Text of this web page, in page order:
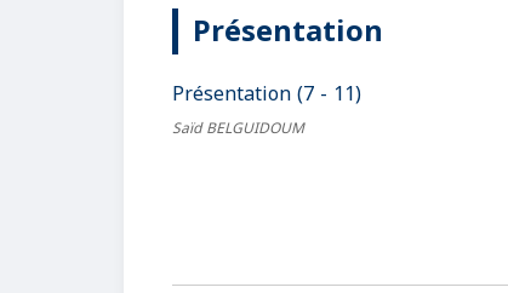
Présentation
Présentation (7 - 11)
Saïd BELGUIDOUM